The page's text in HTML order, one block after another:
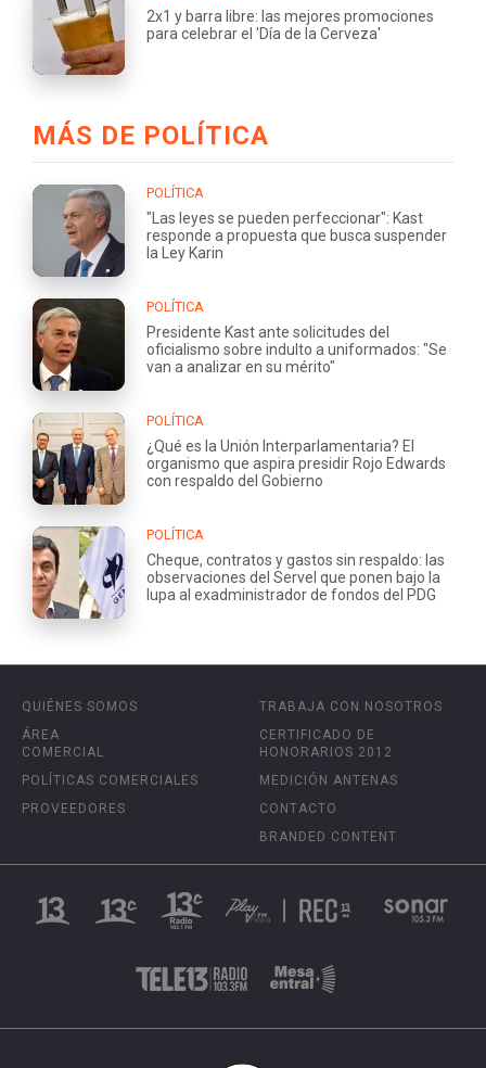
2x1 y barra libre: las mejores promociones
para celebrar el 'Día de la Cerveza'
MÁS DE POLÍTICA
POLÍTICA
"Las leyes se pueden perfeccionar": Kast
responde a propuesta que busca suspender
la Ley Karin
POLÍTICA
Presidente Kast ante solicitudes del
oficialismo sobre indulto a uniformados: "Se
van a analizar en su mérito"
POLÍTICA
¿Qué es la Unión Interparlamentaria? El
organismo que aspira presidir Rojo Edwards
con respaldo del Gobierno
POLÍTICA
Cheque, contratos y gastos sin respaldo: las
observaciones del Servel que ponen bajo la
lupa al exadministrador de fondos del PDG
QUIÉNES SOMOS
ÁREA
COMERCIAL
POLÍTICAS COMERCIALES
PROVEEDORES
TRABAJA CON NOSOTROS
CERTIFICADO DE
HONORARIOS 2012
MEDICIÓN ANTENAS
CONTACTO
BRANDED CONTENT